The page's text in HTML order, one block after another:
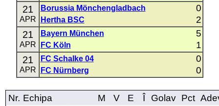
21
APR
Borussia Mönchengladbach 0
Hertha BSC 2
21
APR
Bayern München 5
FC Köln 1
21
APR
FC Schalke 04 0
FC Nürnberg 0
Nr. Echipa M V E Î Golav Pct